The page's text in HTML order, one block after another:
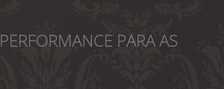
PARA AS